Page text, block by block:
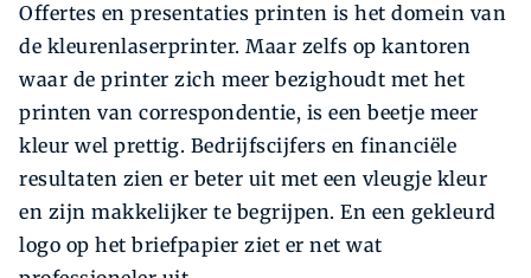
Offertes en presentaties printen is het domein van
de kleurenlaserprinter. Maar zelfs op kantoren
waar de printer zich meer bezighoudt met het
printen van correspondentie, is een beetje meer
kleur wel prettig. Bedrijfscijfers en financiële
resultaten zien er beter uit met een vleugje kleur
en zijn makkelijker te begrijpen. En een gekleurd
logo op het briefpapier ziet er net wat